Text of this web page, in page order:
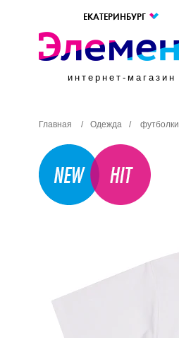
ЕКАТЕРИНБУРГ
интернет-магазин
Главная / Одежда / футболки